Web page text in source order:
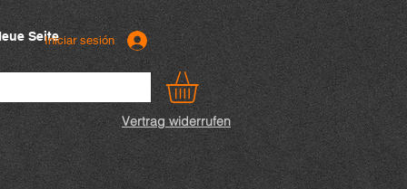
SeiteIniciar sesión
Vertrag widerrufen